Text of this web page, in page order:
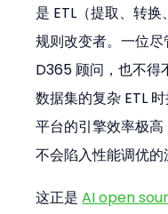
是 ETL（提取、转
规则改变者。一位尽
D365 顾问，也不
数据集的复杂 ETL
平台的引擎效率极
不会陷入性能调优的
这正是 AI open